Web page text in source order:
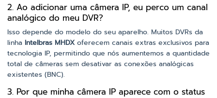
2. Ao adicionar uma câmera IP, eu perco um canal
analógico do meu DVR?
Isso depende do modelo do seu aparelho. Muitos DVRs da
linha Intelbras MHDXoferecem canais extras exclusivos para
tecnologia IP, permitindo que nós aumentemos a quantidade
total de câmeras sem desativar as conexões analógicas
existentes (BNC).
3. Por que minha câmera IP aparece com o status